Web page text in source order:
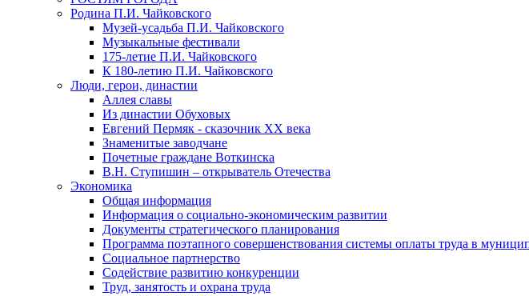
Родина П.И. Чайковского
Музей-усадьба П.И. Чайковского
Музыкальные фестивали
175-летие П.И. Чайковского
К 180-летию П.И. Чайковского
Люди, герои, династии
Аллея славы
Из династии Обуховых
Евгений Пермяк - сказочник XX века
Знаменитые заводчане
Почетные граждане Воткинска
В.Н. Ступишин – открыватель Отечества
Экономика
Общая информация
Информация о социально-экономическим развитии
Документы стратегического планирования
Программа поэтапного совершенствования системы оплаты труда в
Социальное партнерство
Содействие развитию конкуренции
Труд, занятость и охрана труда